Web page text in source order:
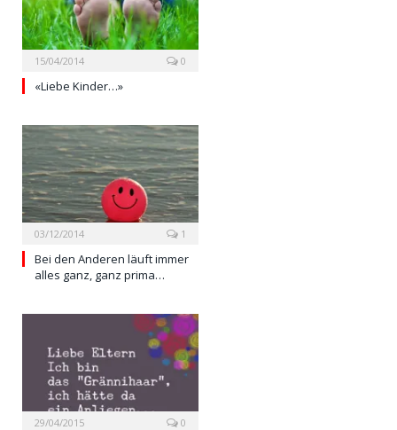
15/04/2014 0
«Liebe Kinder…»
03/12/2014 1
Bei den Anderen läuft immer
alles ganz, ganz prima…
29/04/2015 0